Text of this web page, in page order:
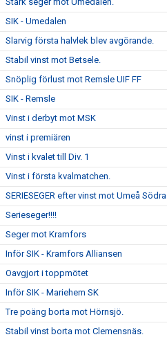
SIK - Umedalen
Slarvig första halvlek blev avgörande.
Stabil vinst mot Betsele.
Snöplig förlust mot Remsle UIF FF
SIK - Remsle
Vinst i derbyt mot MSK
vinst i premiären
Vinst i kvalet till Div. 1
Vinst i första kvalmatchen.
SERIESEGER efter vinst mot Umeå Södra
Serieseger!!!!
Seger mot Kramfors
Inför SIK - Kramfors Alliansen
Oavgjort i toppmötet
Inför SIK - Mariehem SK
Tre poäng borta mot Hörnsjö.
Stabil vinst borta mot Clemensnäs.